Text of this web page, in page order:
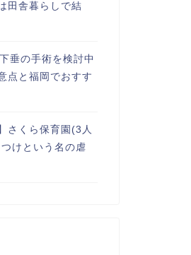
田舎暮らしで結
垂の手術を検討中
点と福岡でおすす
さくら保育園(3人
けという名の虐